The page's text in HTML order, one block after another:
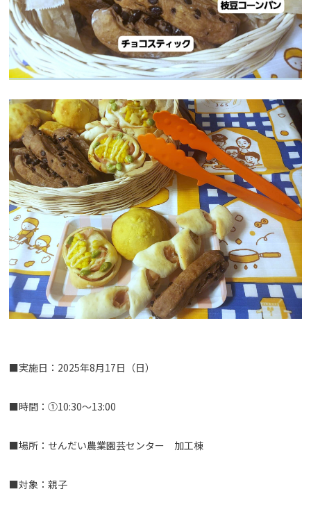
■実施日：2025年8月17日（日）
■時間：①10:30～13:00
■場所：せんだい農業園芸センター 加工棟
■対象：親子